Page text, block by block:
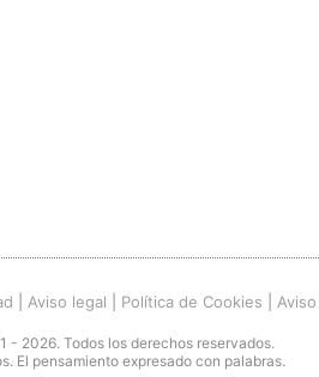
Aviso legal Política de Cookies
- 2026. Todos los derechos reservados.
El pensamiento expresado con palabras.